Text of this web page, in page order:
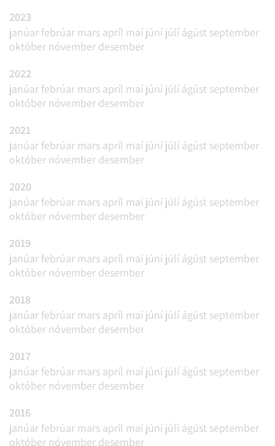
2023
janúar febrúar mars apríl maí júní júlí ágúst september
október nóvember desember
2022
janúar febrúar mars apríl maí júní júlí ágúst september
október nóvember desember
2021
janúar febrúar mars apríl maí júní júlí ágúst september
október nóvember desember
2020
janúar febrúar mars apríl maí júní júlí ágúst september
október nóvember desember
2019
janúar febrúar mars apríl maí júní júlí ágúst september
október nóvember desember
2018
janúar febrúar mars apríl maí júní júlí ágúst september
október nóvember desember
2017
janúar febrúar mars apríl maí júní júlí ágúst september
október nóvember desember
2016
janúar febrúar mars apríl maí júní júlí ágúst september
október nóvember desember